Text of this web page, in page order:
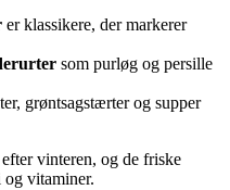
er klassikere, der markerer
som purløg og persille
grøntsagstærter og supper
vinteren, og de friske
og vitaminer.